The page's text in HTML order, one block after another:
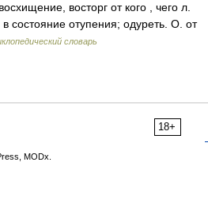
восторг от кого , чего л.
состояние отупения; одуреть. О. от
словарь
18+
MODx.